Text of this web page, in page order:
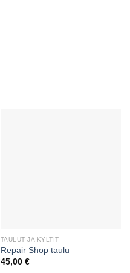
TAULUT JA KYLTIT
Repair Shop taulu
45,00 €